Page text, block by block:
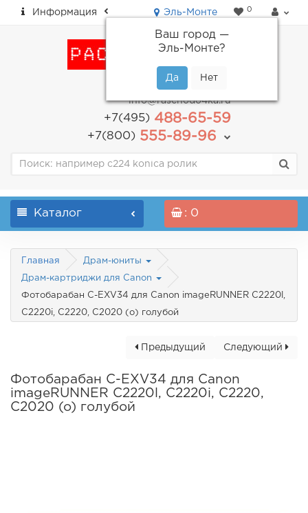
Информация Эль-Монте
Ваш город —
Эль-Монте?
0
пн-пт: с 9.00 до 18.00
info@raschodo4ka.ru
+7(495)488-65-59
+7(800)555-89-96
Каталог : 0
Главная Драм-юниты
Драм-картриджи для Canon
Фотобарабан C-EXV34 для Canon imageRUNNER C2220l,
C2220i, C2220, C2020 (o) голубой
Следующий
Предыдущий
Фотобарабан C-EXV34 для Canon
imageRUNNER C2220l, C2220i, C2220,
C2020 (o) голубой